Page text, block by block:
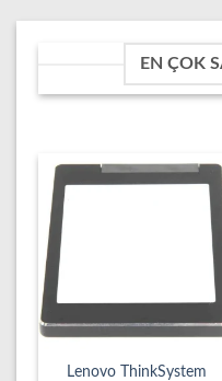
EN ÇOK
Lenovo ThinkSystem